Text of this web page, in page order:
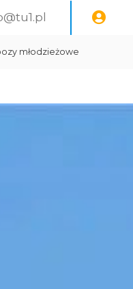
młodzieżowe